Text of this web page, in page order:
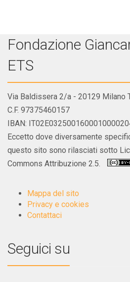
Fondazione
ETS
Via Baldissera 2/a - 20129 Milano
C.F. 97375460157
IBAN:
Eccetto dove diversamente
questo sito sono rilasciati sotto
Commons Attribuzione 2.5.
Mappa del sito
Privacy e cookies
Contattaci
Seguici su